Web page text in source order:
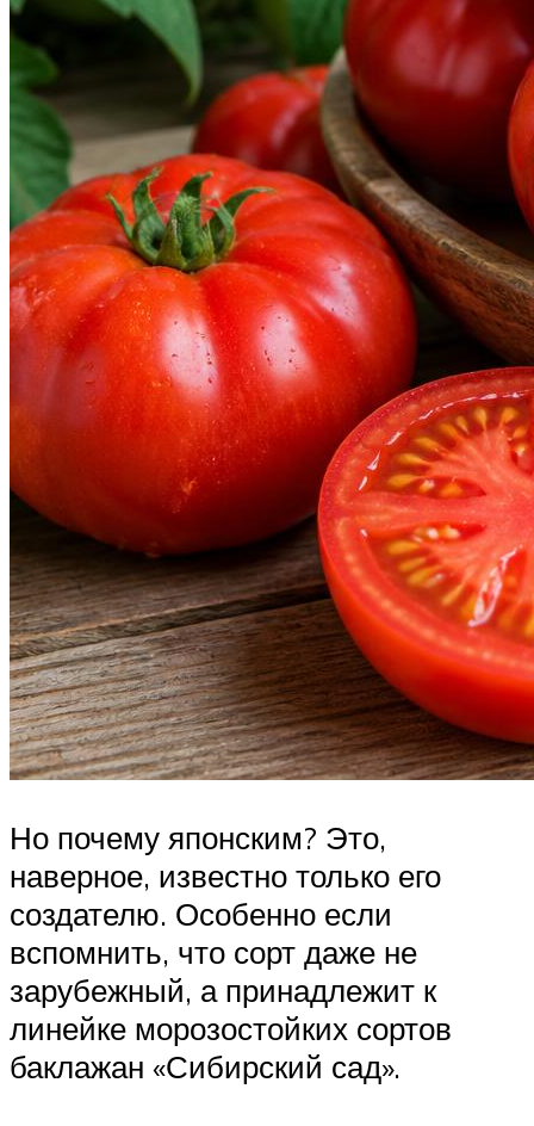
Но почему японским? Это,
наверное, известно только его
создателю. Особенно если
вспомнить, что сорт даже не
зарубежный, а принадлежит к
линейке морозостойких сортов
баклажан «Сибирский сад».